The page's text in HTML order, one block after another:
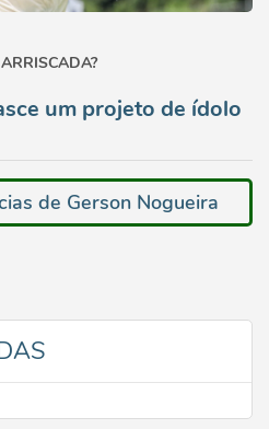
um projeto de ídolo
de Gerson Nogueira